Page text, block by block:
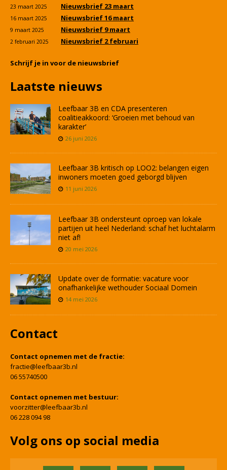
23 maart 2025 Nieuwsbrief 23 maart
16 maart 2025 Nieuwsbrief 16 maart
9 maart 2025 Nieuwsbrief 9 maart
2 februari 2025 Nieuwsbrief 2 februari
Schrijf je in voor de nieuwsbrief
Laatste nieuws
Leefbaar 3B en CDA presenteren
coalitieakkoord: ‘Groeien met behoud van
karakter’
26 juni 2026
Leefbaar 3B kritisch op LOO2: belangen eigen
inwoners moeten goed geborgd blijven
11 juni 2026
Leefbaar 3B ondersteunt oproep van lokale
partijen uit heel Nederland: schaf het luchtalarm
niet af!
20 mei 2026
Update over de formatie: vacature voor
onafhankelijke wethouder Sociaal Domein
14 mei 2026
Contact
Contact opnemen met de fractie:
fractie@leefbaar3b.nl
06 55740500
Contact opnemen met bestuur:
voorzitter@leefbaar3b.nl
06 228 094 98
Volg ons op social media